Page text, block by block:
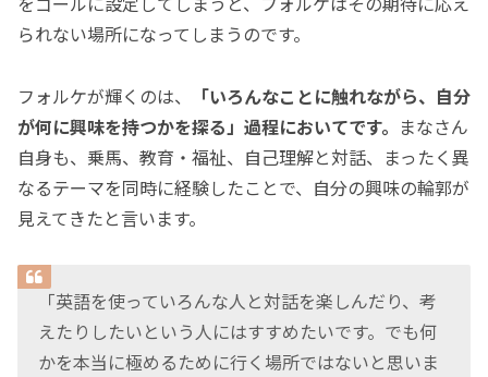
られない場所になってしまうのです。
フォルケが輝くのは、
「いろんなことに触れながら、自分
が何に興味を持つかを探る」過程においてです。 まなさん
自身も、乗馬、教育・福祉、自己理解と対話、まったく異
なるテーマを同時に経験したことで、自分の興味の輪郭が
見えてきたと言います。
「英語を使っていろんな人と対話を楽しんだり、考
えたりしたいという人にはすすめたいです。でも何
かを本当に極めるために行く場所ではないと思いま